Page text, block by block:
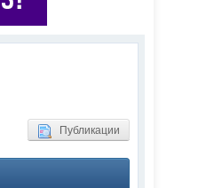
Публикации